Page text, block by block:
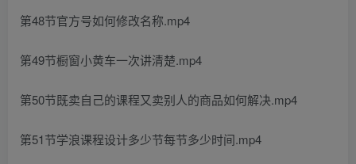
第48节官方号如何修改名称.mp4
第49节橱窗小黄车一次讲清楚.mp4
第50节既卖自己的课程又卖别人的商品如何解决.mp4
第51节学浪课程设计多少节每节多少时间.mp4